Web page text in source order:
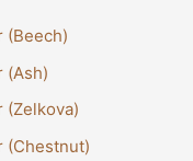
(Beech)
(Ash)
(Zelkova)
(Chestnut)